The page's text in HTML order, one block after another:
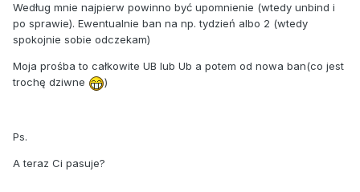
Według mnie najpierw powinno być upomnienie (wtedy unbind i
po sprawie). Ewentualnie ban na np. tydzień albo 2 (wtedy
spokojnie sobie odczekam)
Moja prośba to całkowite UB lub Ub a potem od nowa ban(co jest
trochę dziwne
)
Ps.
A teraz Ci pasuje?